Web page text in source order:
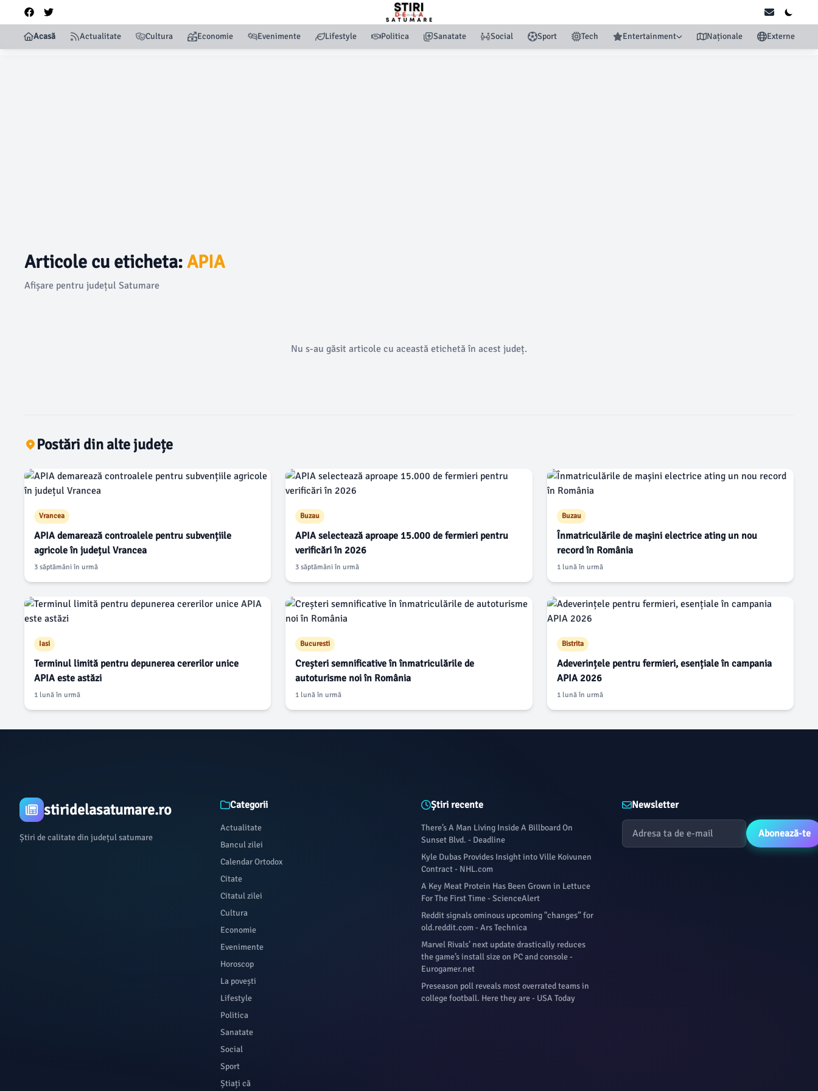
Acasă Actualitate Cultura Economie Evenimente Lifestyle Politica Sanatate Social Sport Tech Entertainment Naționale Externe
Articole cu eticheta:APIA
Afișare pentru județul Satumare
Nu s-au găsit articole cu această etichetă în acest județ.
Postări din alte județe
Vrancea
APIA demarează controalele pentru subvențiile
agricole în județul Vrancea
3 săptămâni în urmă
Buzau
APIA selectează aproape 15.000 de fermieri pentru
verificări în 2026
3 săptămâni în urmă
Buzau
Înmatriculările de mașini electrice ating un nou
record în România
1 lună în urmă
Iasi
Terminul limită pentru depunerea cererilor unice
APIA este astăzi
1 lună în urmă
Bucuresti
Creșteri semnificative în înmatriculările de
autoturisme noi în România
1 lună în urmă
Bistrita
Adeverințele pentru fermieri, esențiale în campania
APIA 2026
1 lună în urmă
stiridelasatumare.ro
Știri de calitate din județul satumare
Categorii
Actualitate
Bancul zilei
Calendar Ortodox
Citate
Citatul zilei
Cultura
Economie
Evenimente
Horoscop
La povești
Lifestyle
Politica
Sanatate
Social
Sport
Știați că
Știri recente
There’s A Man Living Inside A Billboard On
Sunset Blvd. - Deadline
Kyle Dubas Provides Insight into Ville Koivunen
Contract - NHL.com
A Key Meat Protein Has Been Grown in Lettuce
For The First Time - ScienceAlert
Reddit signals ominous upcoming "changes” for
old.reddit.com - Ars Technica
Marvel Rivals’ next update drastically reduces
the game’s install size on PC and console -
Eurogamer.net
Preseason poll reveals most overrated teams in
college football. Here they are - USA Today
Newsletter
Abonează-te